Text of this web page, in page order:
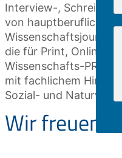
Interview-, Schreib-
von hauptberuflichen
die für Print, Online,
Wissenschafts-PR
mit fachlichem
Sozial- und
Wir freuen